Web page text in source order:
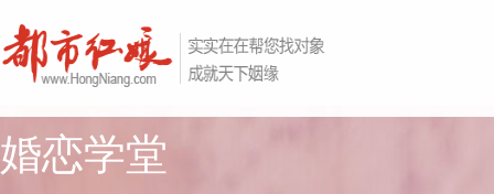
婚恋学堂